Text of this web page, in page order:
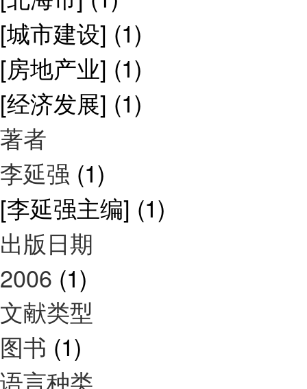
[城市建设] (1)
[房地产业] (1)
[经济发展] (1)
著者
李延强 (1)
[李延强主编] (1)
出版日期
2006 (1)
文献类型
图书 (1)
语言种类